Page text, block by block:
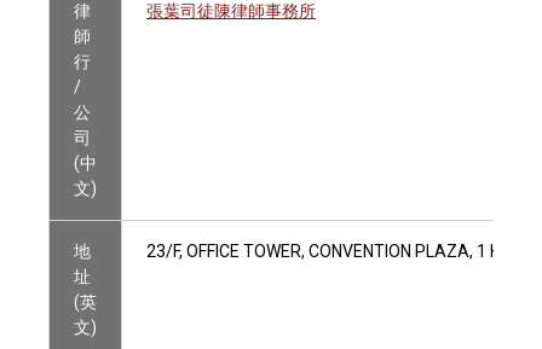
律
師
行
/
公
司
(中
文)
張葉司徒陳律師事務所
地
址
(英
文)
23/F, OFFICE TOWER, CONVENTION PLAZA, 1